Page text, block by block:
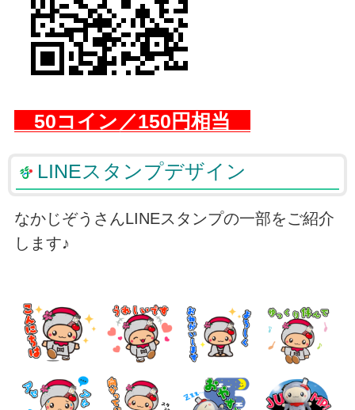
50コイン／150円相当
LINEスタンプデザイン
なかじぞうさんLINEスタンプの一部をご紹介
します♪